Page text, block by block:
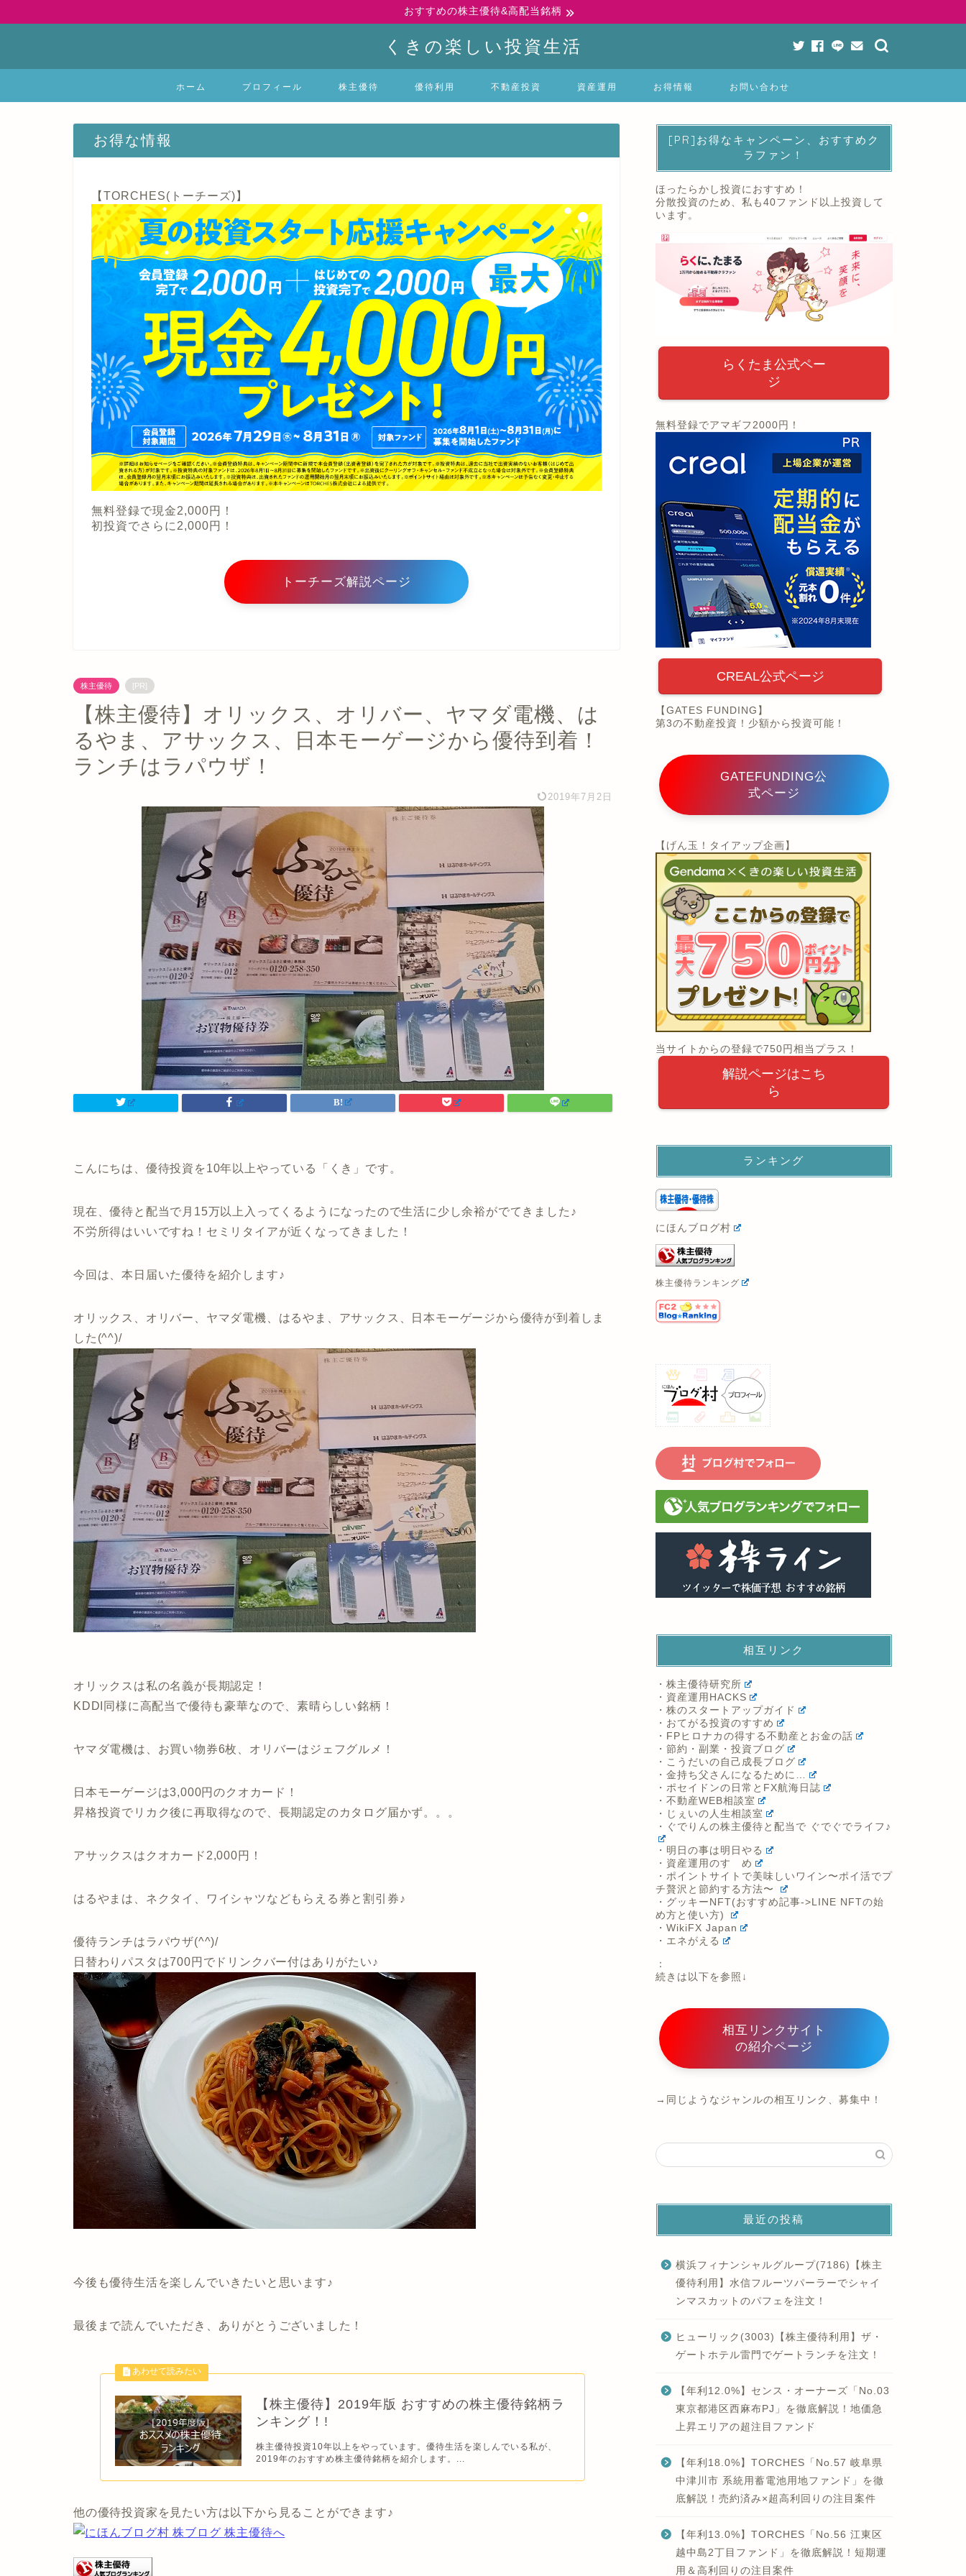
おすすめの株主優待&高配当銘柄
くきの楽しい投資生活
ホーム プロフィール 株主優待 優待利用 不動産投資 資産運用 お得情報 お問い合わせ
お得な情報
【TORCHES(トーチーズ)】
無料登録で現金2,000円！
初投資でさらに2,000円！
トーチーズ解説ページ
株主優待 [PR]
【株主優待】オリックス、オリバー、ヤマダ電機、は
るやま、アサックス、日本モーゲージから優待到着！
ランチはラパウザ！
2019年7月2日
こんにちは、優待投資を10年以上やっている「くき」です。
現在、優待と配当で月15万以上入ってくるようになったので生活に少し余裕がでてきました♪
不労所得はいいですね！セミリタイアが近くなってきました！
今回は、本日届いた優待を紹介します♪
オリックス、オリバー、ヤマダ電機、はるやま、アサックス、日本モーゲージから優待が到着しま
した(^^)/
オリックスは私の名義が長期認定！
KDDI同様に高配当で優待も豪華なので、素晴らしい銘柄！
ヤマダ電機は、お買い物券6枚、オリバーはジェフグルメ！
日本モーゲージは3,000円のクオカード！
昇格投資でリカク後に再取得なので、長期認定のカタログ届かず。。。
アサックスはクオカード2,000円！
はるやまは、ネクタイ、ワイシャツなどもらえる券と割引券♪
優待ランチはラパウザ(^^)/
日替わりパスタは700円でドリンクバー付はありがたい♪
今後も優待生活を楽しんでいきたいと思います♪
最後まで読んでいただき、ありがとうございました！
【株主優待】2019年版 おすすめの株主優待銘柄ラ
ンキング！!
株主優待投資10年以上をやっています。優待生活を楽しんでいる私が、
2019年のおすすめ株主優待銘柄を紹介します。...
他の優待投資家を見たい方は以下から見ることができます♪
[PR]お得なキャンペーン、おすすめク
ラファン！
ほったらかし投資におすすめ！
分散投資のため、私も40ファンド以上投資して
います。
らくたま公式ペー
ジ
無料登録でアマギフ2000円！
CREAL公式ページ
【GATES FUNDING】
第3の不動産投資！少額から投資可能！
GATEFUNDING公
式ページ
【げん玉！タイアップ企画】
当サイトからの登録で750円相当プラス！
解説ページはこち
ら
ランキング
にほんブログ村
株主優待ランキング
相互リンク
・株主優待研究所
・資産運用HACKS
・株のスタートアップガイド
・おてがる投資のすすめ
・FPヒロナカの得する不動産とお金の話
・節約・副業・投資ブログ
・こうだいの自己成長ブログ
・金持ち父さんになるために…
・ポセイドンの日常とFX航海日誌
・不動産WEB相談室
・じぇいの人生相談室
・ぐでりんの株主優待と配当で ぐでぐでライフ♪
・明日の事は明日やる
・資産運用のすゝめ
・ポイントサイトで美味しいワイン〜ポイ活でプ
チ贅沢と節約する方法〜
・グッキーNFT(おすすめ記事->LINE NFTの始
め方と使い方)
・WikiFX Japan
・エネがえる
：
続きは以下を参照↓
相互リンクサイト
の紹介ページ
→同じようなジャンルの相互リンク、募集中！
最近の投稿
横浜フィナンシャルグループ(7186)【株主
優待利用】水信フルーツパーラーでシャイ
ンマスカットのパフェを注文！
ヒューリック(3003)【株主優待利用】ザ・
ゲートホテル雷門でゲートランチを注文！
【年利12.0%】センス・オーナーズ「No.03
東京都港区西麻布PJ」を徹底解説！地価急
上昇エリアの超注目ファンド
【年利18.0%】TORCHES「No.57 岐阜県
中津川市 系統用蓄電池用地ファンド」を徹
底解説！売約済み×超高利回りの注目案件
【年利13.0%】TORCHES「No.56 江東区
越中島2丁目ファンド」を徹底解説！短期運
用＆高利回りの注目案件